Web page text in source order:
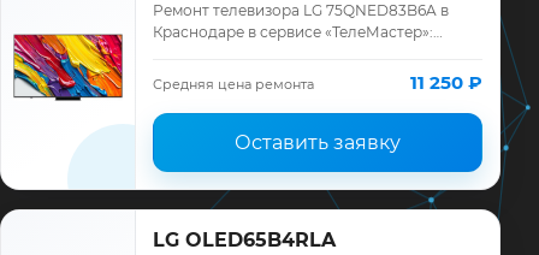
Ремонт телевизора LG 75QNED83B6A в
Краснодаре в сервисе «ТелеМастер»:
запчасти и гарантия до 12 месяцев.
Средняя цена ремонта 11 250 ₽
Оставить заявку
LG OLED65B4RLA